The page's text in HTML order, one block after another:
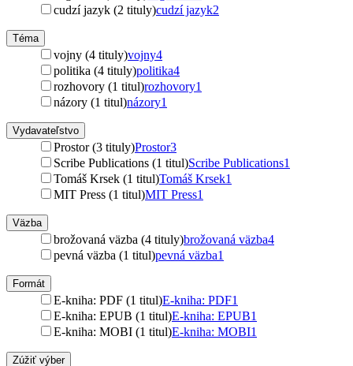
cudzí jazyk (2 tituly)cudzí jazyk2
Téma
vojny (4 tituly)vojny4
politika (4 tituly)politika4
rozhovory (1 titul)rozhovory1
názory (1 titul)názory1
Vydavateľstvo
Prostor (3 tituly)Prostor3
Scribe Publications (1 titul)Scribe Publications1
Tomáš Krsek (1 titul)Tomáš Krsek1
MIT Press (1 titul)MIT Press1
Väzba
brožovaná väzba (4 tituly)brožovaná väzba4
pevná väzba (1 titul)pevná väzba1
Formát
E-kniha: PDF (1 titul)E-kniha: PDF1
E-kniha: EPUB (1 titul)E-kniha: EPUB1
E-kniha: MOBI (1 titul)E-kniha: MOBI1
Zúžiť výber